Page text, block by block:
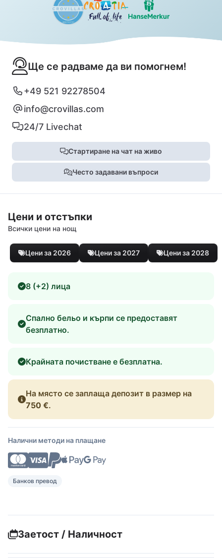
Ще се радваме да ви помогнем!
+49 521 92278504
info@crovillas.com
24/7 Livechat
Стартиране на чат на живо
Често задавани въпроси
Цени и отстъпки
Всички цени на нощ
Цени за 2026 Цени за 2027 Цени за 2028
8 (+2) лица
Спално бельо и кърпи се предоставят
безплатно.
Крайната почистване е безплатна.
На място се заплаща депозит в размер на
750 €.
Налични методи на плащане
Банков превод
Заетост / Наличност